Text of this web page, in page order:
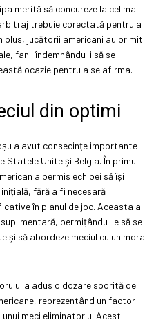
merită să concureze la cel mai
trebuie corectată pentru a
jucătorii americani au primit
fanii îndemnându-i să se
ocazie pentru a se afirma.
din optimi
a avut consecințe importante
Statele Unite și Belgia. În primul
a permis echipei să își
fără a fi necesară
în planul de joc. Aceasta a
permițându-le să se
și să abordeze meciul cu un moral
a adus o dozare sporită de
reprezentând un factor
meci eliminatoriu. Acest